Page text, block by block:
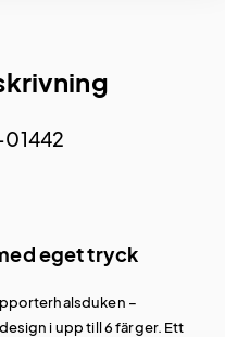
01442
eget tryck
–
i upp till 6 färger. Ett